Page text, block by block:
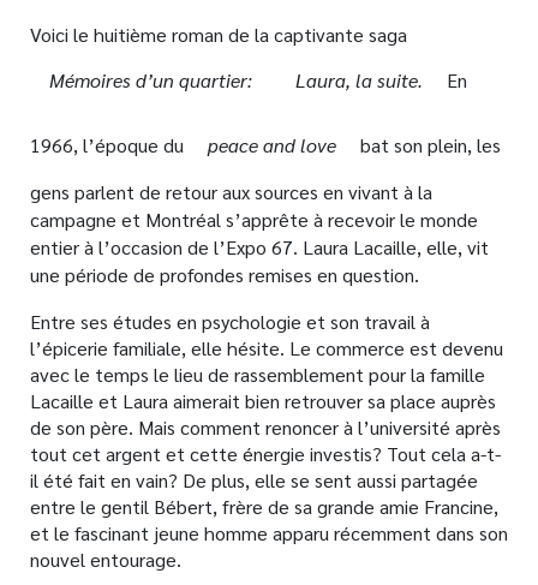
Voici le huitième roman de la captivante saga
Mémoires d’un quartier:
Laura, la suite. En
1966, l’époque du peace and love
bat son plein, les
gens parlent de retour aux sources en vivant à la
campagne et Montréal s’apprête à recevoir le monde
entier à l’occasion de l’Expo 67. Laura Lacaille, elle, vit
une période de profondes remises en question.
Entre ses études en psychologie et son travail à
l’épicerie familiale, elle hésite. Le commerce est devenu
avec le temps le lieu de rassemblement pour la famille
Lacaille et Laura aimerait bien retrouver sa place auprès
de son père. Mais comment renoncer à l’université après
tout cet argent et cette énergie investis? Tout cela a-t-
il été fait en vain? De plus, elle se sent aussi partagée
entre le gentil Bébert, frère de sa grande amie Francine,
et le fascinant jeune homme apparu récemment dans son
nouvel entourage.